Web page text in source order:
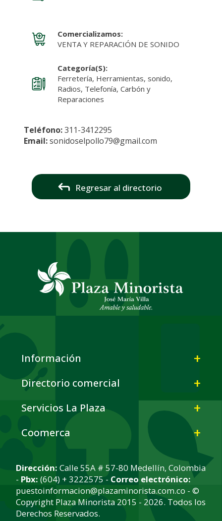
Comercializamos:
VENTA Y REPARACIÓN DE SONIDO
Categoría(s):
Ferretería, Herramientas, sonido,
Radios, Telefonía, Carbón y
Reparaciones
Teléfono:311-3412295
Email:sonidoselpollo79@gmail.com
Regresar al directorio
Información
Directorio comercial
Servicios La Plaza
Coomerca
Dirección: Calle 55A # 57-80 Medellín, Colombia
- Pbx: (604) + 3222575 - Correo electrónico:
puestoinformacion@plazaminorista.com.co - ©
Copyright Plaza Minorista 2015 - 2026. Todos los
Derechos Reservados.